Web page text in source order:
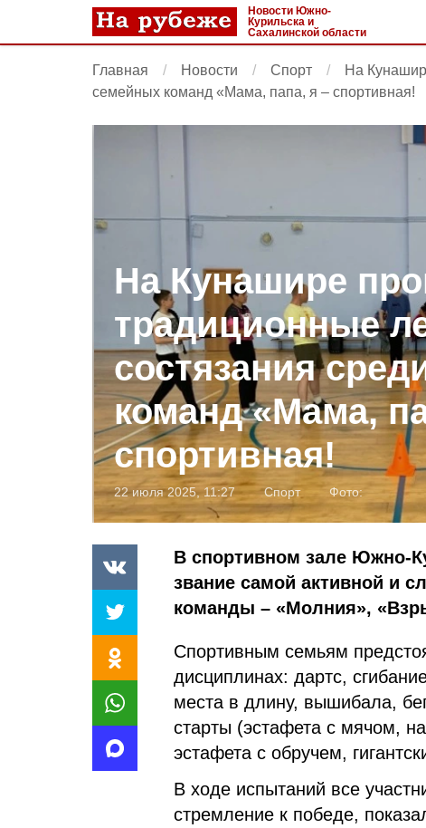
Новости Южно-
Курильска и
Сахалинской области
Главная Новости Спорт
На
семейных команд «Мама, папа, я – спортивная!
На Кунашире
традиционные
состязания
команд «Мама,
спортивная!
22 июля 2025, 11:27 Спорт Фото:
В спортивном зале Южно-
звание самой активной и
команды – «Молния»,
Спортивным семьям
дисциплинах: дартс,
места в длину, вышибала,
старты (эстафета с мячом,
эстафета с обручем,
В ходе испытаний все
стремление к победе,